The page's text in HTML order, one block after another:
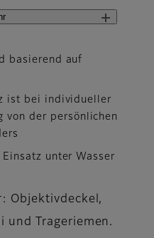
basierend auf
ist bei individueller
von der persönlichen
unter Wasser
Objektivdeckel,
und Trageriemen.